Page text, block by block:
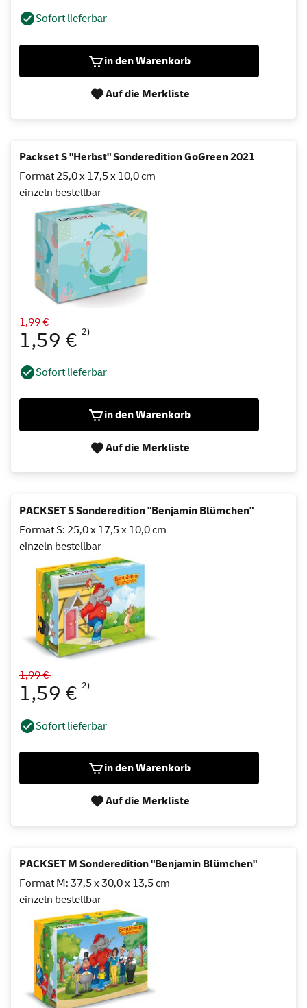
Sofort lieferbar
in den Warenkorb
Auf die Merkliste
Packset S "Herbst" Sonderedition GoGreen 2021
Format 25,0 x 17,5 x 10,0 cm
einzeln bestellbar
1,99 €
1,59 € 2)
Sofort lieferbar
in den Warenkorb
Auf die Merkliste
PACKSET S Sonderedition "Benjamin Blümchen"
Format S: 25,0 x 17,5 x 10,0 cm
einzeln bestellbar
1,99 €
1,59 € 2)
Sofort lieferbar
in den Warenkorb
Auf die Merkliste
PACKSET M Sonderedition "Benjamin Blümchen"
Format M: 37,5 x 30,0 x 13,5 cm
einzeln bestellbar